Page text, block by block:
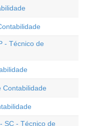
- Técnico de
Contabilidade
SC - Técnico de